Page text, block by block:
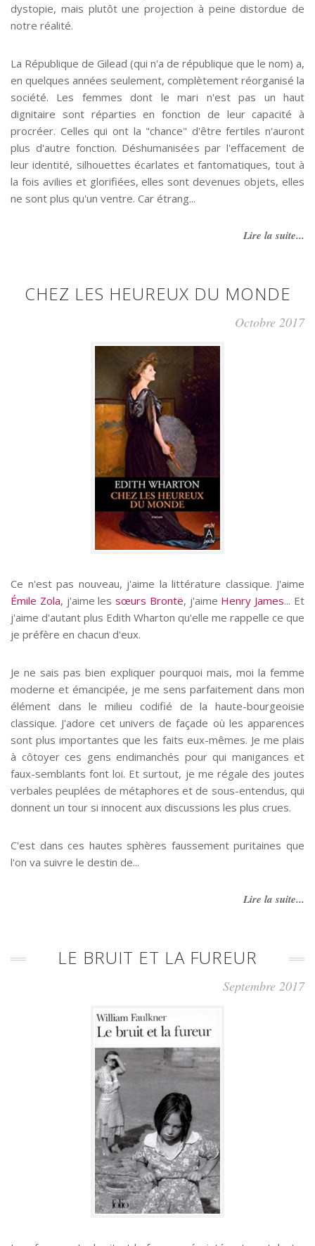
dystopie, mais plutôt une projection à peine distordue de
notre réalité.
La République de Gilead (qui n'a de république que le nom) a,
en quelques années seulement, complètement réorganisé la
société. Les femmes dont le mari n'est pas un haut
dignitaire sont réparties en fonction de leur capacité à
procréer. Celles qui ont la "chance" d'être fertiles n'auront
plus d'autre fonction. Déshumanisées par l'effacement de
leur identité, silhouettes écarlates et fantomatiques, tout à
la fois avilies et glorifiées, elles sont devenues objets, elles
ne sont plus qu'un ventre. Car étrang...
Lire la suite...
CHEZ LES HEUREUX DU MONDE
Octobre 2017
Ce n'est pas nouveau, j'aime la littérature classique. J'aime
Émile Zola, j'aime lessœurs Brontë, j'aime Henry James... Et
j'aime d'autant plus Edith Wharton qu'elle me rappelle ce que
je préfère en chacun d'eux.
Je ne sais pas bien expliquer pourquoi mais, moi la femme
moderne et émancipée, je me sens parfaitement dans mon
élément dans le milieu codifié de la haute-bourgeoisie
classique. J'adore cet univers de façade où les apparences
sont plus importantes que les faits eux-mêmes. Je me plais
à côtoyer ces gens endimanchés pour qui manigances et
faux-semblants font loi. Et surtout, je me régale des joutes
verbales peuplées de métaphores et de sous-entendus, qui
donnent un tour si innocent aux discussions les plus crues.
C'est dans ces hautes sphères faussement puritaines que
l'on va suivre le destin de...
Lire la suite...
LE BRUIT ET LA FUREUR
Septembre 2017